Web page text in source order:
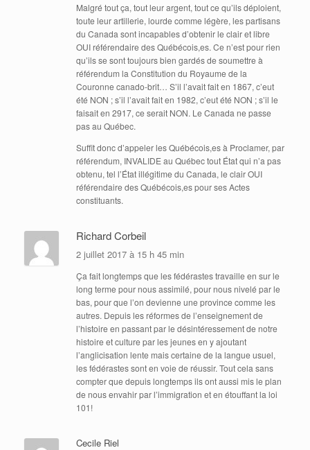
Malgré tout ça, tout leur argent, tout ce qu’ils déploient,
toute leur artillerie, lourde comme légère, les partisans
du Canada sont incapables d’obtenir le clair et libre
OUI référendaire des Québécois,es. Ce n’est pour rien
qu’ils se sont toujours bien gardés de soumettre à
référendum la Constitution du Royaume de la
Couronne canado-brit… S’il l’avait fait en 1867, c’eut
été NON ; s’il l’avait fait en 1982, c’eut été NON ; s’il le
faisait en 2917, ce serait NON. Le Canada ne passe
pas au Québec.
Suffit donc d’appeler les Québécois,es à Proclamer, par
référendum, INVALIDE au Québec tout État qui n’a pas
obtenu, tel l’État illégitime du Canada, le clair OUI
référendaire des Québécois,es pour ses Actes
constituants.
Richard Corbeil
2 juillet 2017 à 15 h 45 min
Ça fait longtemps que les fédérastes travaille en sur le
long terme pour nous assimilé, pour nous nivelé par le
bas, pour que l’on devienne une province comme les
autres. Depuis les réformes de l’enseignement de
l’histoire en passant par le désintéressement de notre
histoire et culture par les jeunes en y ajoutant
l’anglicisation lente mais certaine de la langue usuel,
les fédérastes sont en voie de réussir. Tout cela sans
compter que depuis longtemps ils ont aussi mis le plan
de nous envahir par l’immigration et en étouffant la loi
101!
Cecile Riel